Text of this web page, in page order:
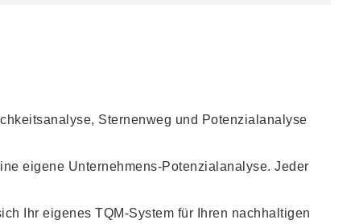
Sternenweg und Potenzialanalyse
eigene Unternehmens-Potenzialanalyse. Jeder
Ihr eigenes TQM-System für Ihren nachhaltigen